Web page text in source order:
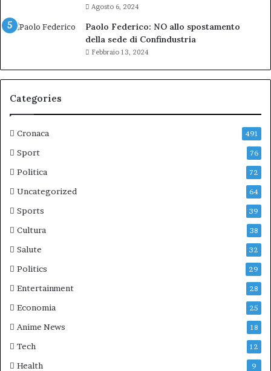
Agosto 6, 2024
Paolo Federico: NO allo spostamento
della sede di Confindustria
Febbraio 13, 2024
Categories
Cronaca 491
Sport 76
Politica 72
Uncategorized 64
Sports 39
Cultura 38
Salute 32
Politics 29
Entertainment 28
Economia 25
Anime News 18
Tech 12
Health 9